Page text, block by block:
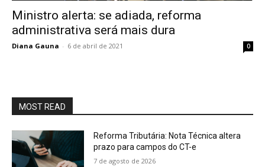
Ministro alerta: se adiada, reforma
administrativa será mais dura
Diana Gauna - 6 de abril de 2021 0
MOST READ
Reforma Tributária: Nota Técnica altera
prazo para campos do CT-e
7 de agosto de 2026